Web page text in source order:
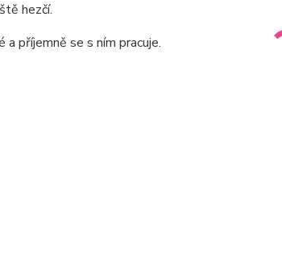
hezčí.
a příjemně se s ním pracuje.